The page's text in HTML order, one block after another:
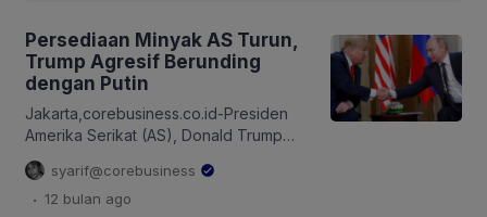
Persediaan Minyak AS Turun,
Trump Agresif Berunding
dengan Putin
Jakarta,corebusiness.co.id-Presiden
Amerika Serikat (AS), Donald Trump
berencana menemui Presiden’
Presiden Rusia Vladimir Putin.
Berunding soal minyak. Harga minyak
syarif@corebusiness
. 12 bulan ago